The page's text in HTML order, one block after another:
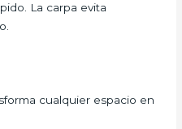
La carpa evita
cualquier espacio en